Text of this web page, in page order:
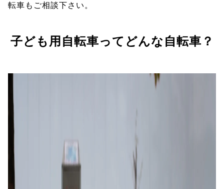
転車もご相談下さい。
子ども用自転車ってどんな自転車？